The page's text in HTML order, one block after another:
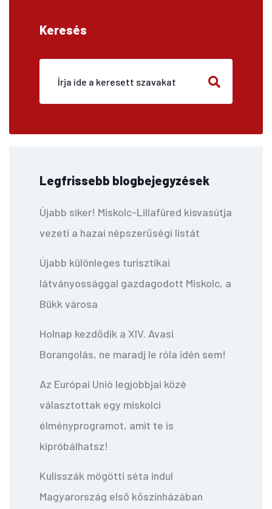
Keresés
Legfrissebb blogbejegyzések
Újabb siker! Miskolc-Lillafüred kisvasútja
vezeti a hazai népszerűségi listát
Újabb különleges turisztikai
látványossággal gazdagodott Miskolc, a
Bükk városa
Holnap kezdődik a XIV. Avasi
Borangolás, ne maradj le róla idén sem!
Az Európai Unió legjobbjai közé
választottak egy miskolci
élményprogramot, amit te is
kipróbálhatsz!
Kulisszák mögötti séta indul
Magyarország első kőszínházában